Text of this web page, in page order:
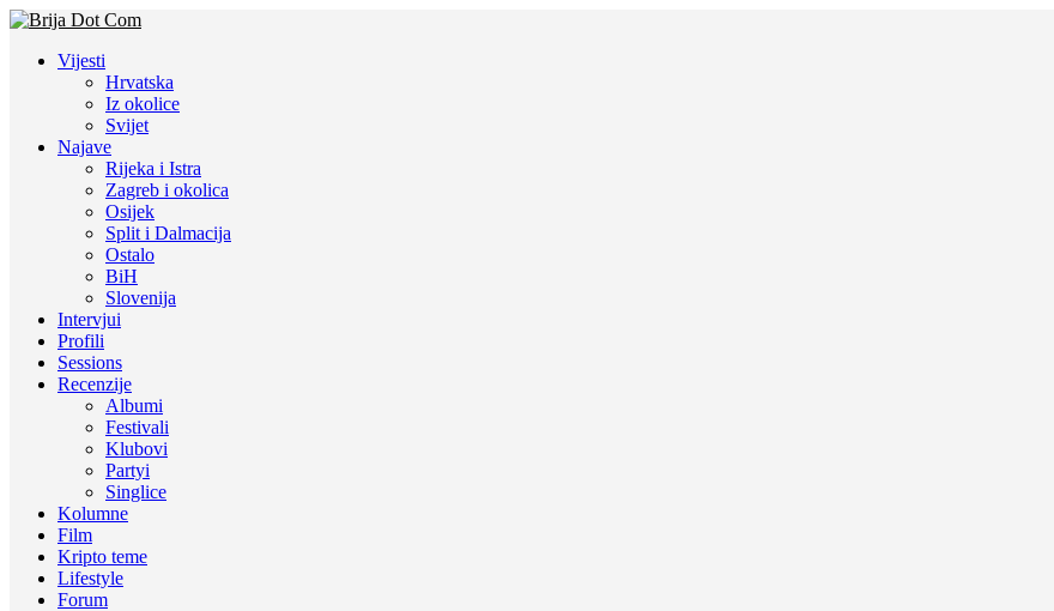
Vijesti
Hrvatska
Iz okolice
Svijet
Najave
Rijeka i Istra
Zagreb i okolica
Osijek
Split i Dalmacija
Ostalo
BiH
Slovenija
Intervjui
Profili
Sessions
Recenzije
Albumi
Festivali
Klubovi
Partyi
Singlice
Kolumne
Film
Kripto teme
Lifestyle
Forum